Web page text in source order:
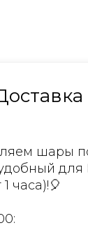
шары
для
часа)!🎈